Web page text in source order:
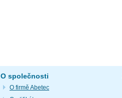
O společnosti
O firmě Abetec